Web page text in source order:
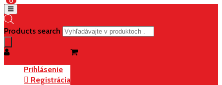
Products search
Prihlásenie
Registrácia